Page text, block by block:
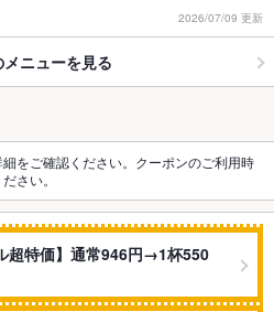
2026/07/09 更新
ニューを見る
をご確認ください。クーポンのご利用時
さい。
超特価】通常946円→1杯550